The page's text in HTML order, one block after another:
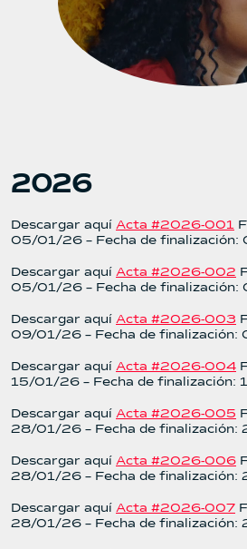
2026
Descargar aquí Acta #2026-001
05/01/26 – Fecha de
Descargar aquí Acta #2026-002
05/01/26 – Fecha de
Descargar aquí Acta #2026-003
09/01/26 – Fecha de
Descargar aquí Acta #2026-004
15/01/26 – Fecha de
Descargar aquí Acta #2026-005
28/01/26 – Fecha de
Descargar aquí Acta #2026-006
28/01/26 – Fecha de
Descargar aquí Acta #2026-007
28/01/26 – Fecha de